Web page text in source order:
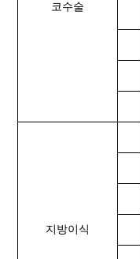
코수술
지방이식